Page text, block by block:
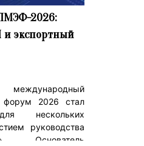
2026:
экспортный
международный
форум 2026 стал
нескольких
руководства
Основатель